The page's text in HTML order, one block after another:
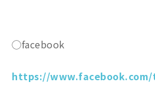
◯facebook
https://